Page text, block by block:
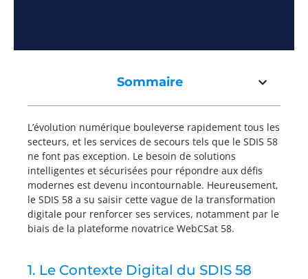
Sommaire
L’évolution numérique bouleverse rapidement tous les
secteurs, et les services de secours tels que le SDIS 58
ne font pas exception. Le besoin de solutions
intelligentes et sécurisées pour répondre aux défis
modernes est devenu incontournable. Heureusement,
le SDIS 58 a su saisir cette vague de la transformation
digitale pour renforcer ses services, notamment par le
biais de la plateforme novatrice WebCSat 58.
1. Le Contexte Digital du SDIS 58